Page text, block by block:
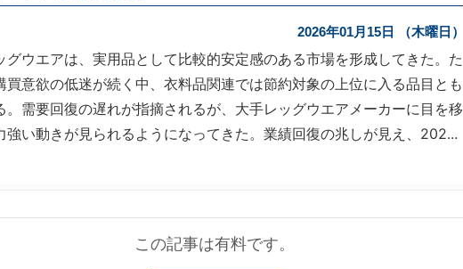
2026年01月15日 （木曜日）
ウエアは、実用品として比較的安定感のある市場を形成してきた。た
買意欲の低迷が続く中、衣料品関連では節約対象の上位に入る品目とも
。需要回復の遅れが指摘されるが、大手レッグウエアメーカーに目を移
強い動きが見られるようになってきた。業績回復の兆しが見え、202...
この記事は有料です。